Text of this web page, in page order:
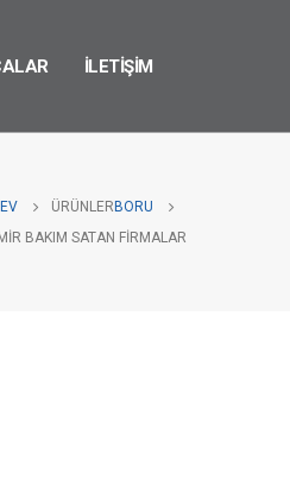
İLETIŞIM
EV ÜRÜNLER BORU
BAKIM SATAN FIRMALAR